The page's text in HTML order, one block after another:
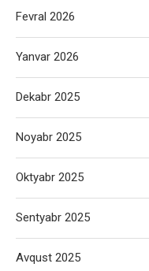
Fevral 2026
Yanvar 2026
Dekabr 2025
Noyabr 2025
Oktyabr 2025
Sentyabr 2025
Avqust 2025